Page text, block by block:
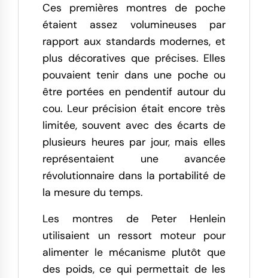
Ces premières montres de poche
étaient assez volumineuses par
rapport aux standards modernes, et
plus décoratives que précises. Elles
pouvaient tenir dans une poche ou
être portées en pendentif autour du
cou. Leur précision était encore très
limitée, souvent avec des écarts de
plusieurs heures par jour, mais elles
représentaient une avancée
révolutionnaire dans la portabilité de
la mesure du temps.
Les montres de Peter Henlein
utilisaient un ressort moteur pour
alimenter le mécanisme plutôt que
des poids, ce qui permettait de les